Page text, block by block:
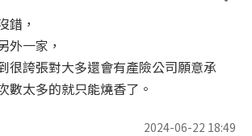
錯，
外一家，
很誇張對大多還會有產險公司願意承
數太多的就只能燒香了。
2024-06-22 18:49